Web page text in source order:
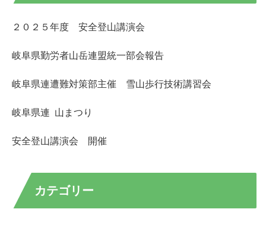
２０２５年度 安全登山講演会
岐阜県勤労者山岳連盟統一部会報告
岐阜県連遭難対策部主催 雪山歩行技術講習会
岐阜県連 山まつり
安全登山講演会 開催
カテゴリー